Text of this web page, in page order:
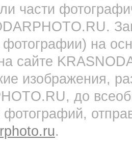
части
на
сайте
изображения,
до
фотографий,
.